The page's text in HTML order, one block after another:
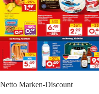
Netto Marken-Discount